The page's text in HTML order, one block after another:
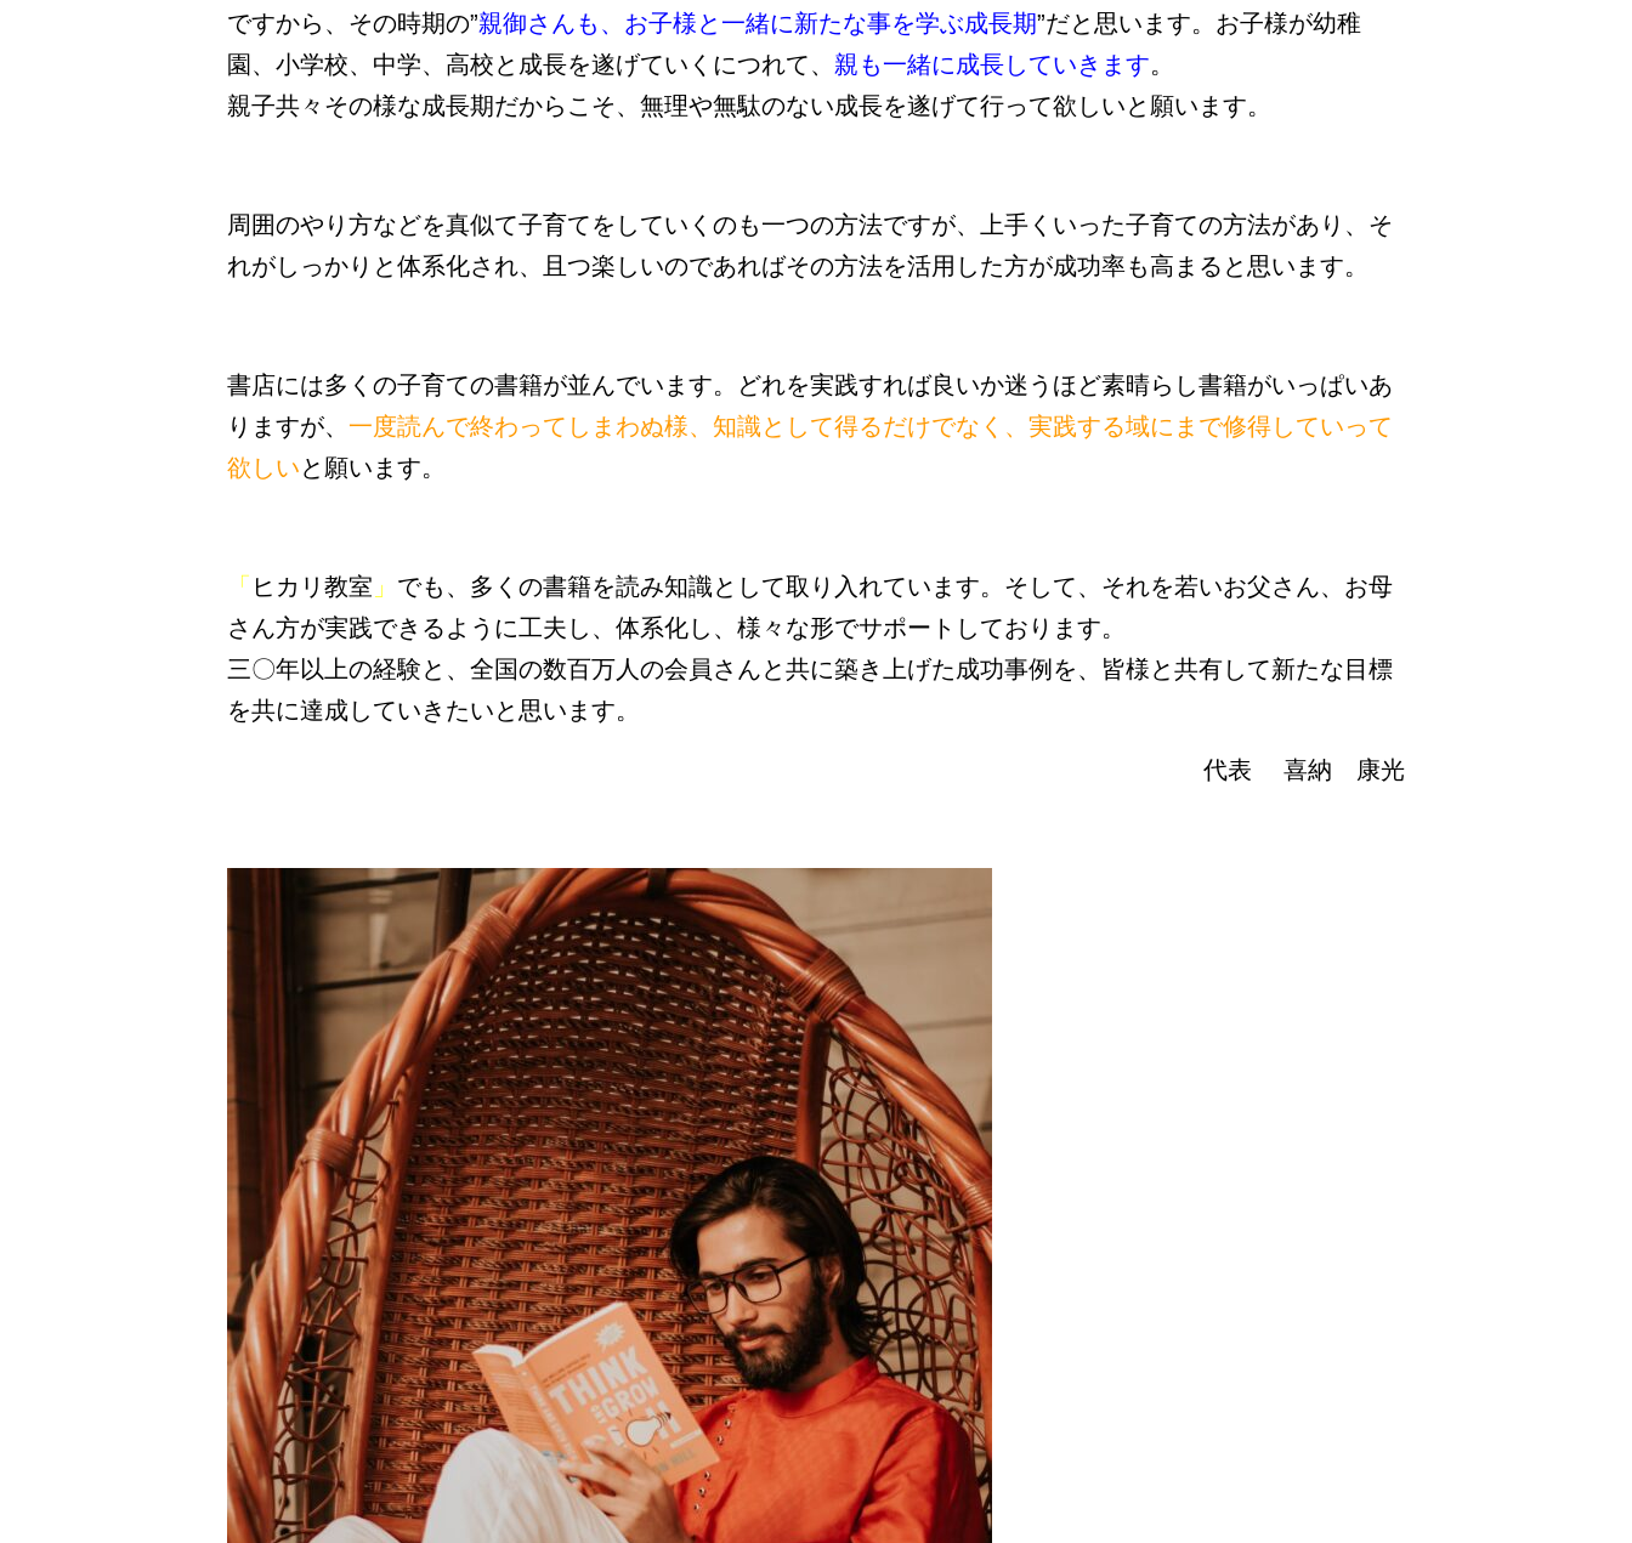
ですから、その時期の”親御さんも、お子様と一緒に新たな事を学ぶ成長期”だと思います。お子様が幼稚
園、小学校、中学、高校と成長を遂げていくにつれて、 親も一緒に成長していきます。
親子共々その様な成長期だからこそ、無理や無駄のない成長を遂げて行って欲しいと願います。
周囲のやり方などを真似て子育てをしていくのも一つの方法ですが、上手くいった子育ての方法があり、そ
れがしっかりと体系化され、且つ楽しいのであればその方法を活用した方が成功率も高まると思います。
書店には多くの子育ての書籍が並んでいます。どれを実践すれば良いか迷うほど素晴らし書籍がいっぱいあ
りますが、 一度読んで終わってしまわぬ様、知識として得るだけでなく、実践する域にまで修得していって
欲しいと願います。
「 ヒカリ教室 」 でも、多くの書籍を読み知識として取り入れています。そして、それを若いお父さん、お母
さん方が実践できるように工夫し、体系化し、様々な形でサポートしております。
三〇年以上の経験と、全国の数百万人の会員さんと共に築き上げた成功事例を、皆様と共有して新たな目標
を共に達成していきたいと思います。
代表 喜納 康光